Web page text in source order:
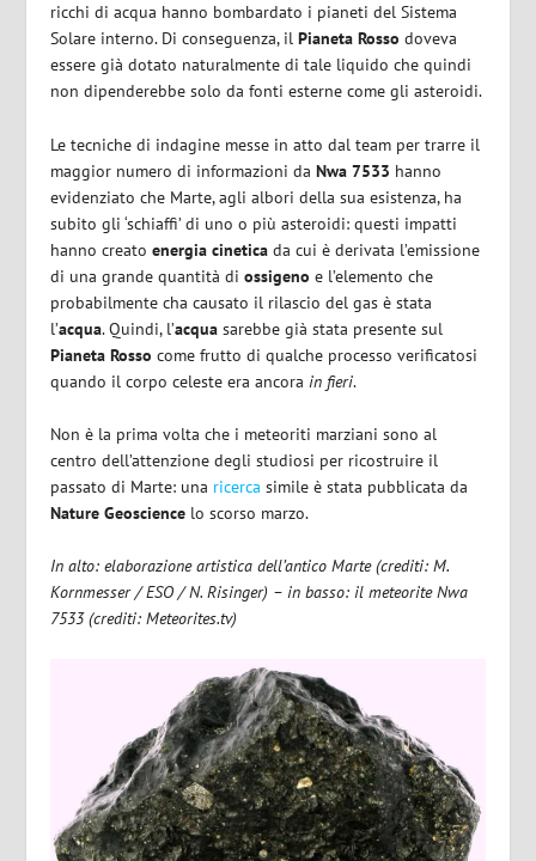
ricchi di acqua hanno bombardato i pianeti del Sistema
Solare interno. Di conseguenza, ilPianeta Rosso doveva
essere già dotato naturalmente di tale liquido che quindi
non dipenderebbe solo da fonti esterne come gli asteroidi.
Le tecniche di indagine messe in atto dal team per trarre il
maggior numero di informazioni da Nwa 7533 hanno
evidenziato che Marte, agli albori della sua esistenza, ha
subito gli ‘schiaffi’ di uno o più asteroidi: questi impatti
hanno creatoenergia cinetica da cui è derivata l’emissione
di una grande quantità diossigeno e l’elemento che
probabilmente cha causato il rilascio del gas è stata
l’acqua. Quindi, l’acqua sarebbe già stata presente sul
Pianeta Rosso come frutto di qualche processo verificatosi
quando il corpo celeste era ancora in fieri.
Non è la prima volta che i meteoriti marziani sono al
centro dell’attenzione degli studiosi per ricostruire il
passato di Marte: una ricerca simile è stata pubblicata da
Nature Geoscience lo scorso marzo.
In alto: elaborazione artistica dell’antico Marte (crediti: M.
Kornmesser / ESO / N. Risinger) – in basso: il meteorite Nwa
7533 (crediti: Meteorites.tv)